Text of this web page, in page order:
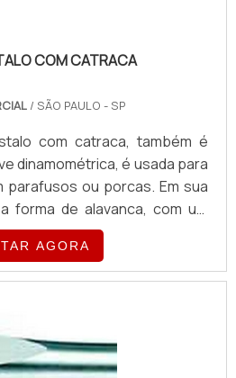
COM CATRACA
/ SÃO PAULO - SP
com catraca, também é
dinamométrica, é usada para
ou porcas. Em sua
forma de alavanca, com um
onde se podem encaixar
normalmente quando
fazem um estalo
motores, em montadoras de
áreas de manutenção de
Instalado.
AGORA